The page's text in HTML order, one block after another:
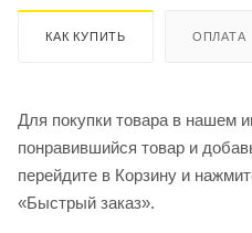
КАК КУПИТЬ ОПЛАТА
Для покупки товара в нашем
понравившийся товар и
перейдите в Корзину и
«Быстрый заказ».